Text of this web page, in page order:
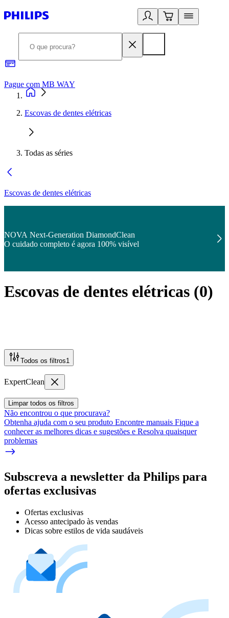
Pague com MB WAY
Escovas de dentes elétricas
Todas as séries
Escovas de dentes elétricas
NOVA Next-Generation DiamondClean
O cuidado completo é agora 100% visível
Escovas de dentes elétricas (0)
Todos os filtros1
ExpertClean
Limpar todos os filtros
Não encontrou o que procurava?
Obtenha ajuda com o seu produto Encontre manuais Fique a
conhecer as melhores dicas e sugestões e Resolva quaisquer
problemas
Subscreva a newsletter da Philips para
ofertas exclusivas
Ofertas exclusivas
Acesso antecipado às vendas
Dicas sobre estilos de vida saudáveis